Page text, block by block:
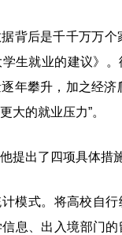
背后是千千万万
生就业的建议》
年攀升，加之经
大的就业压力”。
提出了四项具体措
模式。将高校自
息、出入境部门的